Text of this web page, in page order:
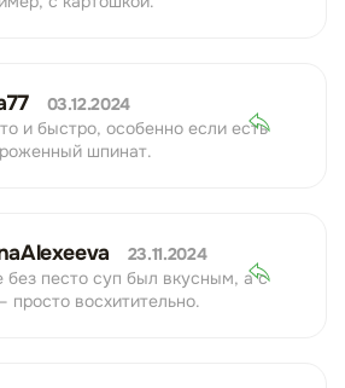
03.12.2024
и быстро, особенно если есть
шпинат.
23.11.2024
песто суп был вкусным, а с
просто восхитительно.